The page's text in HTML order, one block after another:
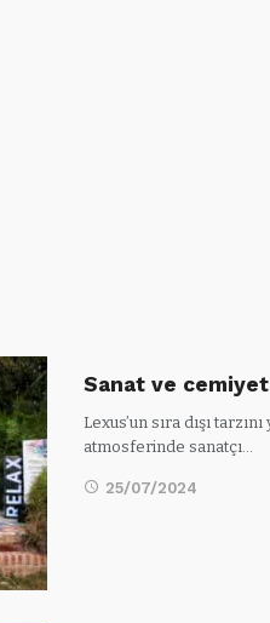
Sanat ve
Lexus’un sıra dışı
atmosferinde sanatçı…
25/07/2024